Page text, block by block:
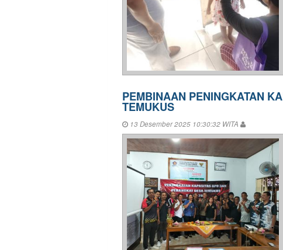
PEMBINAAN PENINGKATAN
TEMUKUS
13 Desember 2025 10:30:32 WITA